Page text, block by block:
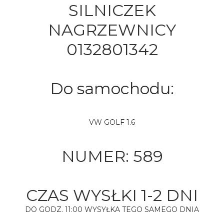
SILNICZEK
NAGRZEWNICY
0132801342
Do samochodu:
VW GOLF 1.6
NUMER: 589
CZAS WYSŁKI 1-2 DNI
DO GODZ. 11:00 WYSYŁKA TEGO SAMEGO DNIA